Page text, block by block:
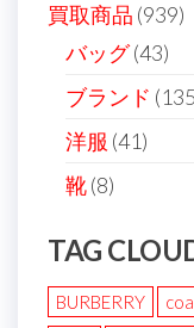
買取商品 (939)
バッグ(43)
ブランド
洋服 (41)
靴(8)
TAG
BURBERRY